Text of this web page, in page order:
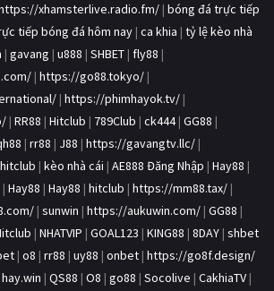
xhamsterlive.radio.fm/ | bóng đá trực tiếp
tiếp bóng đá hôm nay | ca khia | tỷ lệ kèo nhà
| gavang | u888 | SHBET | fly88 |
| https://go88.tokyo/ |
| https://phimhayok.tv/ |
| RR88 | Hitclub | 789Club | ck444| GG88 |
| rr88 | J88 | https://gavangtv.llc/ |
hitclub | kèo nhà cái | AE888 Đăng Nhập | Hay88 |
| Hay88 | Hay88 | hitclub | https://mm88.tax/ |
| sunwin | https://aukuwin.com/ | GG88 |
| NHATVIP | GOAL123 | KING88 | 8DAY | shbet
| o8 | rr88 | uy88 | onbet | https://go8f.design/
hay.win | QS88 | O8 | go88 | Socolive | CakhiaTV |